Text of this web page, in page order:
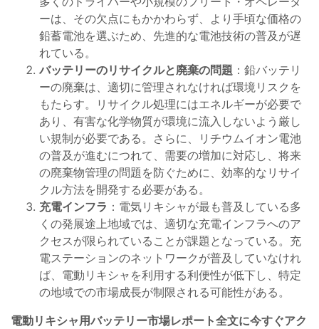
ーは、その欠点にもかかわらず、より手頃な価格の
鉛蓄電池を選ぶため、先進的な電池技術の普及が遅
れている。
バッテリーのリサイクルと廃棄の問題 ：鉛バッテリ
ーの廃棄は、適切に管理されなければ環境リスクを
もたらす。リサイクル処理にはエネルギーが必要で
あり、有害な化学物質が環境に流入しないよう厳し
い規制が必要である。さらに、リチウムイオン電池
の普及が進むにつれて、需要の増加に対応し、将来
の廃棄物管理の問題を防ぐために、効率的なリサイ
クル方法を開発する必要がある。
充電インフラ ：電気リキシャが最も普及している多
くの発展途上地域では、適切な充電インフラへのア
クセスが限られていることが課題となっている。充
電ステーションのネットワークが普及していなけれ
ば、電動リキシャを利用する利便性が低下し、特定
の地域での市場成長が制限される可能性がある。
電動リキシャ用バッテリー市場レポート全文に今すぐアク